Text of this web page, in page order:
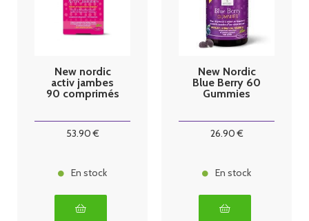
New nordic
activ jambes
90 comprimés
53.90€
En stock
New Nordic
Blue Berry 60
Gummies
26.90€
En stock